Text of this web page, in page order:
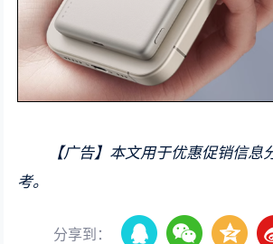
【广告】本文用于优惠促销信息
考。
分享到：